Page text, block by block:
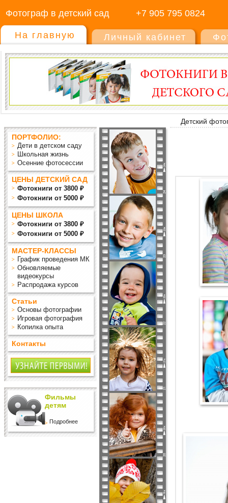
Фотограф в детский сад +7 905 795 0824
На главную Личный кабинет
Детский
ПОРТФОЛИО:
Дети в детском саду
Школьная жизнь
Осенние фотосессии
ЦЕНЫ ДЕТСКИЙ САД
Фотокниги от 3800 ₽
Фотокниги от 5000 ₽
ЦЕНЫ ШКОЛА
Фотокниги от 3800 ₽
Фотокниги от 5000 ₽
МАСТЕР-КЛАССЫ
График проведения МК
Обновляемые
видеокурсы
Распродажа курсов
Статьи
Основы фотографии
Игровая фотография
Копилка опыта
Контакты
Фильмы
детям
Подробнее